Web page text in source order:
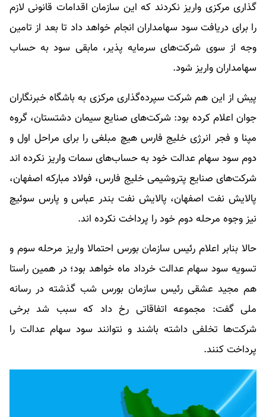
گذاری مرکزی واریز نکردند که این سازمان اقدامات قانونی لازم
را برای دریافت سود سهامداران انجام خواهد داد تا بعد از تامین
وجه از سوی شرکت‌های سرمایه پذیر، مابقی سود به حساب
سهامداران واریز شود.
پیش از این هم شرکت سپرده‌گذاری مرکزی به باشگاه خبرنگاران
جوان اعلام کرده بود: شرکت‌های صنایع سیمان دشتستان، گروه
مپنا و فجر انرژی خلیج فارس هیچ مبلغی را برای مراحل اول و
دوم سود سهام عدالت خود به حساب‌های سمات واریز نکرده اند
شرکت‌های صنایع پتروشیمی خلیج فارس، فولاد مبارکه اصفهان،
پالایش نفت اصفهان، پالایش نفت بندر عباس و پارس سوئیچ
نیز وجوه مرحله دوم خود را پرداخت نکرده اند.
حالا بنابر اعلام رئیس سازمان بورس احتمالا واریز مرحله سوم و
تسویه سود سهام عدالت خرداد ماه خواهد بود؛ در همین راستا
هم مجید عشقی رئیس سازمان بورس شب گذشته در رسانه
ملی گفت: مجموعه اتفاقاتی رخ داد که سبب شد برخی
شرکت‌ها تخلفی داشته باشند و نتوانند سود سهام عدالت را
پرداخت کنند.